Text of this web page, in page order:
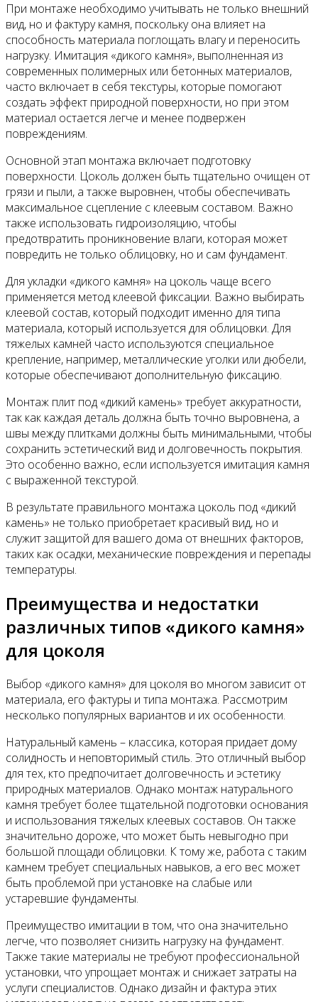
При монтаже необходимо учитывать не только внешний
вид, но и фактуру камня, поскольку она влияет на
способность материала поглощать влагу и переносить
нагрузку. Имитация «дикого камня», выполненная из
современных полимерных или бетонных материалов,
часто включает в себя текстуры, которые помогают
создать эффект природной поверхности, но при этом
материал остается легче и менее подвержен
повреждениям.
Основной этап монтажа включает подготовку
поверхности. Цоколь должен быть тщательно очищен от
грязи и пыли, а также выровнен, чтобы обеспечивать
максимальное сцепление с клеевым составом. Важно
также использовать гидроизоляцию, чтобы
предотвратить проникновение влаги, которая может
повредить не только облицовку, но и сам фундамент.
Для укладки «дикого камня» на цоколь чаще всего
применяется метод клеевой фиксации. Важно выбирать
клеевой состав, который подходит именно для типа
материала, который используется для облицовки. Для
тяжелых камней часто используются специальное
крепление, например, металлические уголки или дюбели,
которые обеспечивают дополнительную фиксацию.
Монтаж плит под «дикий камень» требует аккуратности,
так как каждая деталь должна быть точно выровнена, а
швы между плитками должны быть минимальными, чтобы
сохранить эстетический вид и долговечность покрытия.
Это особенно важно, если используется имитация камня
с выраженной текстурой.
В результате правильного монтажа цоколь под «дикий
камень» не только приобретает красивый вид, но и
служит защитой для вашего дома от внешних факторов,
таких как осадки, механические повреждения и перепады
температуры.
Преимущества и недостатки
различных типов «дикого камня»
для цоколя
Выбор «дикого камня» для цоколя во многом зависит от
материала, его фактуры и типа монтажа. Рассмотрим
несколько популярных вариантов и их особенности.
Натуральный камень – классика, которая придает дому
солидность и неповторимый стиль. Это отличный выбор
для тех, кто предпочитает долговечность и эстетику
природных материалов. Однако монтаж натурального
камня требует более тщательной подготовки основания
и использования тяжелых клеевых составов. Он также
значительно дороже, что может быть невыгодно при
большой площади облицовки. К тому же, работа с таким
камнем требует специальных навыков, а его вес может
быть проблемой при установке на слабые или
устаревшие фундаменты.
Преимущество имитации в том, что она значительно
легче, что позволяет снизить нагрузку на фундамент.
Также такие материалы не требуют профессиональной
установки, что упрощает монтаж и снижает затраты на
услуги специалистов. Однако дизайн и фактура этих